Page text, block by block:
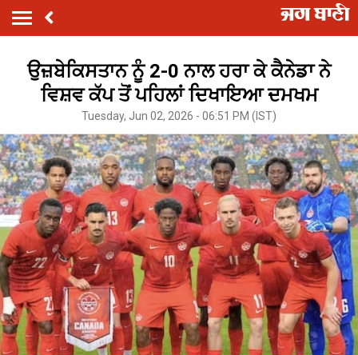
ਉਜ਼ਬੇਕਿਸਤਾਨ ਨੂੰ 2-0 ਨਾਲ ਹਰਾ ਕੇ ਕੈਨੇਡਾ ਨੇ
ਵਿਸ਼ਵ ਕੱਪ ਤੋਂ ਪਹਿਲਾਂ ਦਿਖਾਇਆ ਦਮਖਮ
Tuesday, Jun 02, 2026 - 06:51 PM (IST)